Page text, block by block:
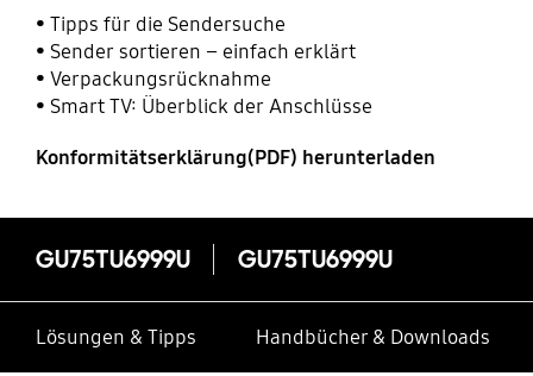
Tipps für die Sendersuche
Sender sortieren – einfach erklärt
Verpackungsrücknahme
Smart TV: Überblick der Anschlüsse
Konformitätserklärung(PDF) herunterladen
GU75TU6999U GU75TU6999U
Lösungen & Tipps Handbücher & Downloads